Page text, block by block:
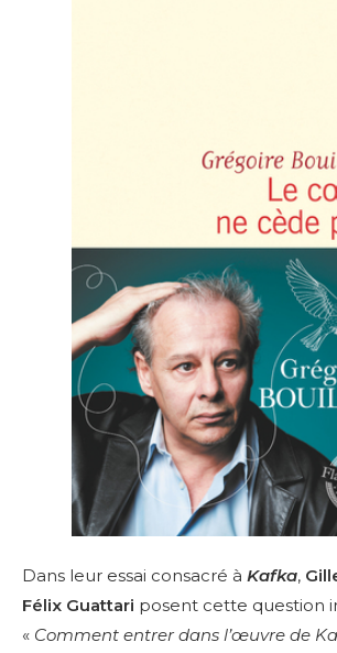
Dans leur essai consacré à Kafka,
Félix Guattari posent cette question
« Comment entrer dans l’œuvre de